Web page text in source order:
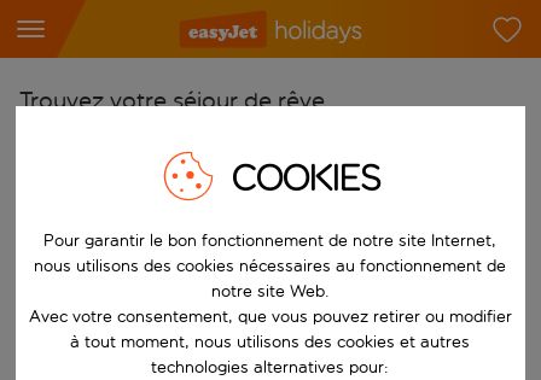
Trouvez votre séjour de rêve
Choisissez votre aéroport
Commencez à taper pour la saisie automatique. Lorsque les
Choisissez votre destination
Vers
Choisissez vos dates
Quand
COOKIES
Pour garantir le bon fonctionnement de notre site Internet,
nous utilisons des cookies nécessaires au fonctionnement de
notre site Web.
Avec votre consentement, que vous pouvez retirer ou modifier
à tout moment, nous utilisons des cookies et autres
technologies alternatives pour: